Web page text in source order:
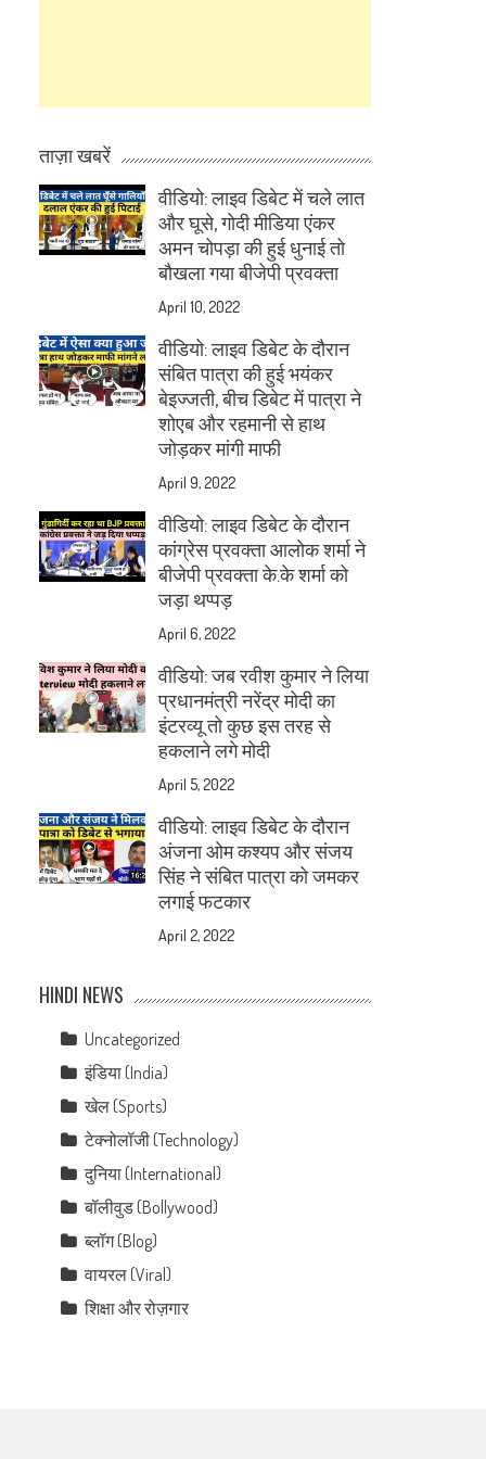
ताज़ा खबरें
वीडियो: लाइव डिबेट में चले लात
और घूसे, गोदी मीडिया एंकर
अमन चोपड़ा की हुई धुनाई तो
बौखला गया बीजेपी प्रवक्ता
April 10, 2022
वीडियो: लाइव डिबेट के दौरान
संबित पात्रा की हुई भयंकर
बेइज्जती, बीच डिबेट में पात्रा ने
शोएब और रहमानी से हाथ
जोड़कर मांगी माफी
April 9, 2022
वीडियो: लाइव डिबेट के दौरान
कांग्रेस प्रवक्ता आलोक शर्मा ने
बीजेपी प्रवक्ता के.के शर्मा को
जड़ा थप्पड़
April 6, 2022
वीडियो: जब रवीश कुमार ने लिया
प्रधानमंत्री नरेंद्र मोदी का
इंटरव्यू तो कुछ इस तरह से
हकलाने लगे मोदी
April 5, 2022
वीडियो: लाइव डिबेट के दौरान
अंजना ओम कश्यप और संजय
सिंह ने संबित पात्रा को जमकर
लगाई फटकार
April 2, 2022
HINDI NEWS
Uncategorized
इंडिया (India)
खेल (Sports)
टेक्नोलॉजी (Technology)
दुनिया (International)
बॉलीवुड (Bollywood)
ब्लॉग (Blog)
वायरल (Viral)
शिक्षा और रोज़गार